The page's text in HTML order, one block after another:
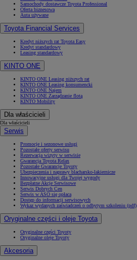
Samochody dostawcze Toyota Professional
Oferta biznesowa
Auta używane
Toyota Financial Services
Kredyt niższych rat Toyota Easy
Kredyt standardowy
Leasing standardowy
KINTO ONE
KINTO ONE Leasing niższych rat
KINTO ONE Leasing konsumencki
KINTO ONE Najem
KINTO ONE Zarządzanie flotą
KINTO Mobility
Dla właścicieli
Dla właścicieli
Serwis
Promocje i sezonowe usługi
Pozostałe oferty serwisu
Rezerwacja wizyty w serwisie
Gwarancja Toyota Relax
Pozostałe Gwarancje Toyoty
Ubezpieczenia i naprawy blacharsko-lakiernicze
Innowacyjne usługi dla Twojej wygody
Bezpłatne Akcje Serwisowe
Serwis Dobrych Cen
Serwis w ASO się opłaca
Dostęp do informacji serwisowych
Wykaz wydanych zaświadczeń o odbytym szkoleniu (pdf)
Oryginalne części i oleje Toyota
Oryginalne części Toyoty
Oryginalne oleje Toyoty
Akcesoria